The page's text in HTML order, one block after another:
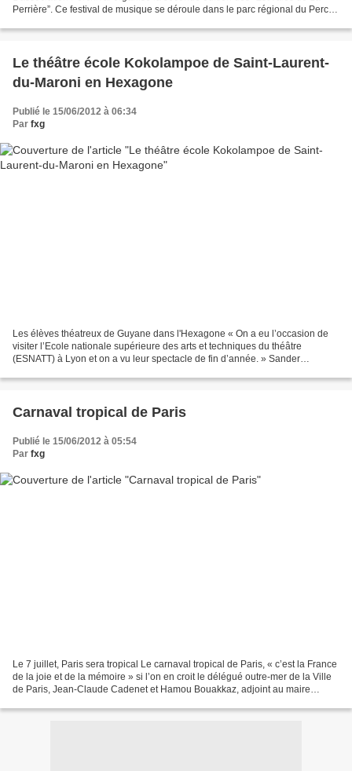
Perrière”. Ce festival de musique se déroule dans le parc régional du Perche
Le théâtre école Kokolampoe de Saint-Laurent-
du-Maroni en Hexagone
Publié le 15/06/2012 à 06:34
Par fxg
Les élèves théatreux de Guyane dans l'Hexagone « On a eu l’occasion de
visiter l’Ecole nationale supérieure des arts et techniques du théâtre
(ESNATT) à Lyon et on a vu leur spectacle de fin d’année. » Sander
Carnaval tropical de Paris
Publié le 15/06/2012 à 05:54
Par fxg
Le 7 juillet, Paris sera tropical Le carnaval tropical de Paris, « c’est la France
de la joie et de la mémoire » si l’on en croit le délégué outre-mer de la Ville
de Paris, Jean-Claude Cadenet et Hamou Bouakkaz, adjoint au maire